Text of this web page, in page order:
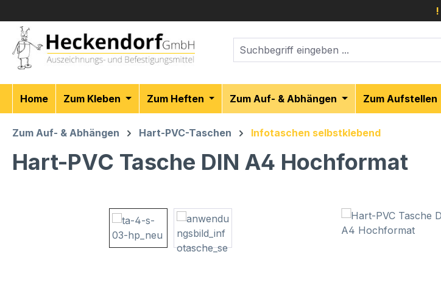
!
Home Zum Kleben Zum Heften Zum Auf- & Abhängen Zum Aufstellen
Zum Auf- & Abhängen Hart-PVC-Taschen Infotaschen selbstklebend
Hart-PVC Tasche DIN A4 Hochformat
Bildergalerie überspringen